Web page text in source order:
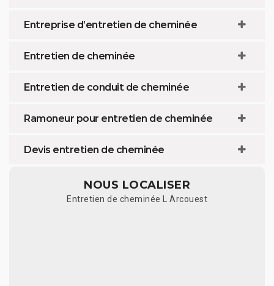
Entreprise d’entretien de cheminée
Entretien de cheminée
Entretien de conduit de cheminée
Ramoneur pour entretien de cheminée
Devis entretien de cheminée
NOUS LOCALISER
Entretien de cheminée L Arcouest